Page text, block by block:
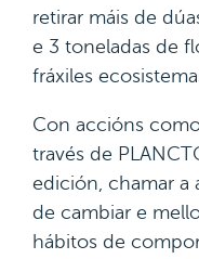
retirar máis de
e 3 toneladas de
fráxiles
Con accións
través de
edición, chamar a
de cambiar e
hábitos de